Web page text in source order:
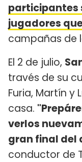
participantes
jugadores
campañas de
El 2 de julio,
través de su
Furia, Martín y
casa.
verlos
gran final del
conductor de